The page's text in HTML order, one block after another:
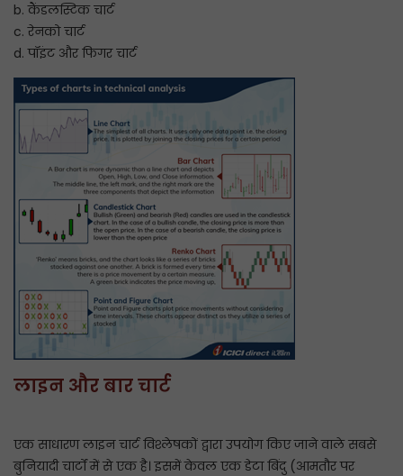
b. कैंडलस्टिक चार्ट
c. रेनको चार्ट
d. पॉइंट और फिगर चार्ट
लाइन और बार चार्ट
एक साधारण लाइन चार्ट विश्लेषकों द्वारा उपयोग किए जाने वाले सबसे
बुनियादी चार्टों में से एक है। इसमें केवल एक डेटा बिंदु (आमतौर पर